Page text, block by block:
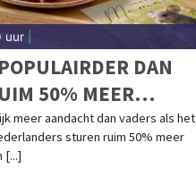
uur|
DAN
50% MEER
meer aandacht dan vaders als het
sturen ruim 50% meer
[...]